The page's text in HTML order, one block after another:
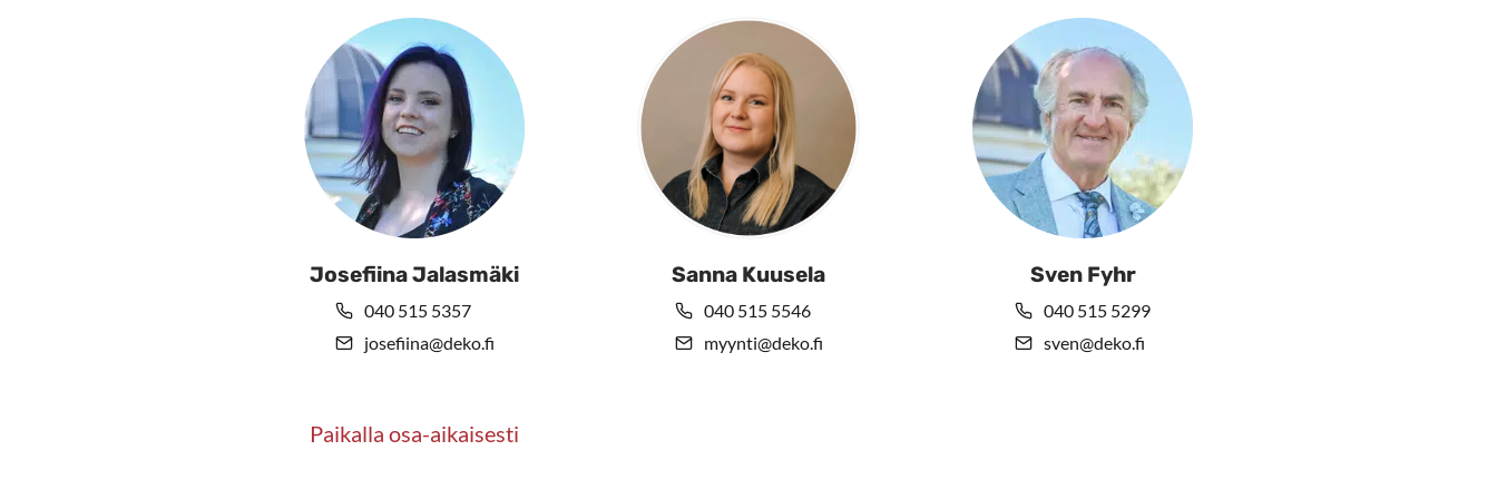
Josefiina Jalasmäki
040 515 5357
josefiina@deko.fi
Paikalla osa-aikaisesti
Sanna Kuusela
040 515 5546
myynti@deko.fi
Sven Fyhr
040 515 5299
sven@deko.fi